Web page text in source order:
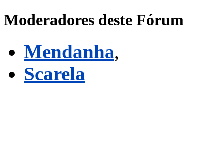
Moderadores deste Fórum
Mendanha,
Scarela